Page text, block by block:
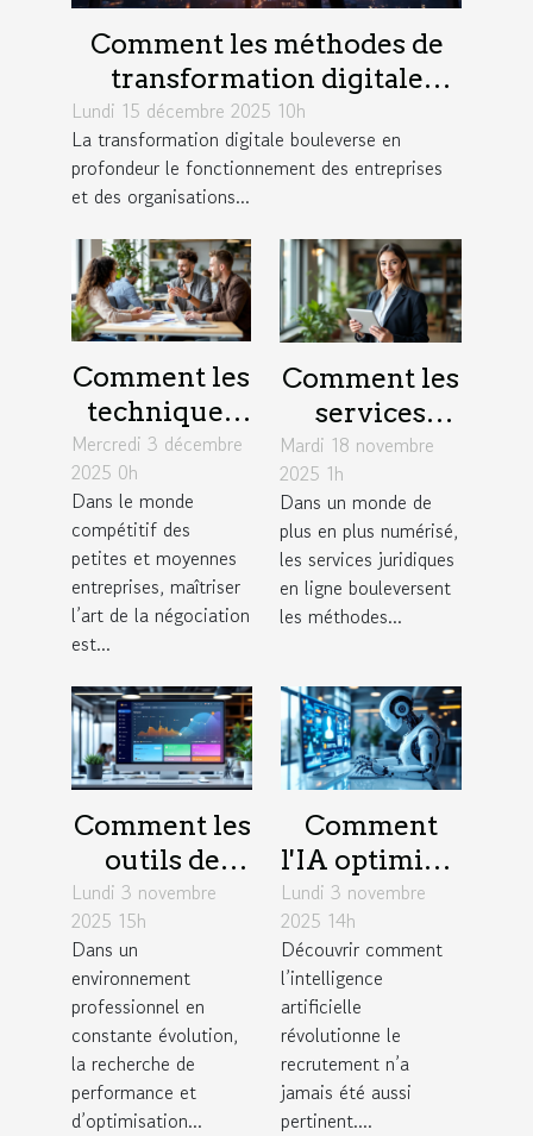
Comment les méthodes de
transformation digitale
influencent-elles la
productivité?
Lundi 15 décembre 2025 10h
La transformation digitale bouleverse en
profondeur le fonctionnement des entreprises
et des organisations...
Comment les
techniques
de
négociation
influencent-
elles le
succès des
PME ?
Mercredi 3 décembre
2025 0h
Dans le monde
compétitif des
petites et moyennes
entreprises, maîtriser
l’art de la négociation
est...
Comment les
services
juridiques en
ligne
modernisent-
ils l'accès à la
justice ?
Mardi 18 novembre
2025 1h
Dans un monde de
plus en plus numérisé,
les services juridiques
en ligne bouleversent
les méthodes...
Comment les
outils de
gestion de
projet
favorisent
l'efficacité en
entreprise ?
Lundi 3 novembre
2025 15h
Dans un
environnement
professionnel en
constante évolution,
la recherche de
performance et
d’optimisation...
Comment
l'IA optimise-
t-elle les
stratégies de
recrutement
Lundi 3 novembre
2025 14h
Découvrir comment
l’intelligence
artificielle
révolutionne le
recrutement n’a
jamais été aussi
pertinent....